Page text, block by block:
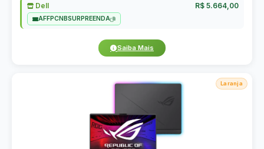
Dell R$ 5.664,00
AFFPCNBSURPREENDA
Saiba Mais
Laranja